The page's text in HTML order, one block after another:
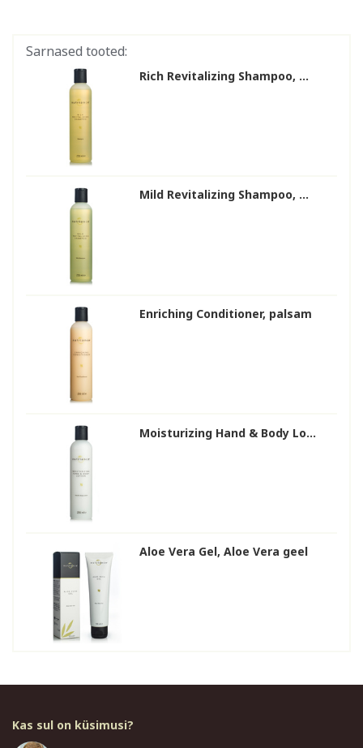
Sarnased tooted:
Rich Revitalizing Shampoo, ...
Mild Revitalizing Shampoo, ...
Enriching Conditioner, palsam
Moisturizing Hand & Body Lo...
Aloe Vera Gel, Aloe Vera geel
Kas sul on küsimusi?